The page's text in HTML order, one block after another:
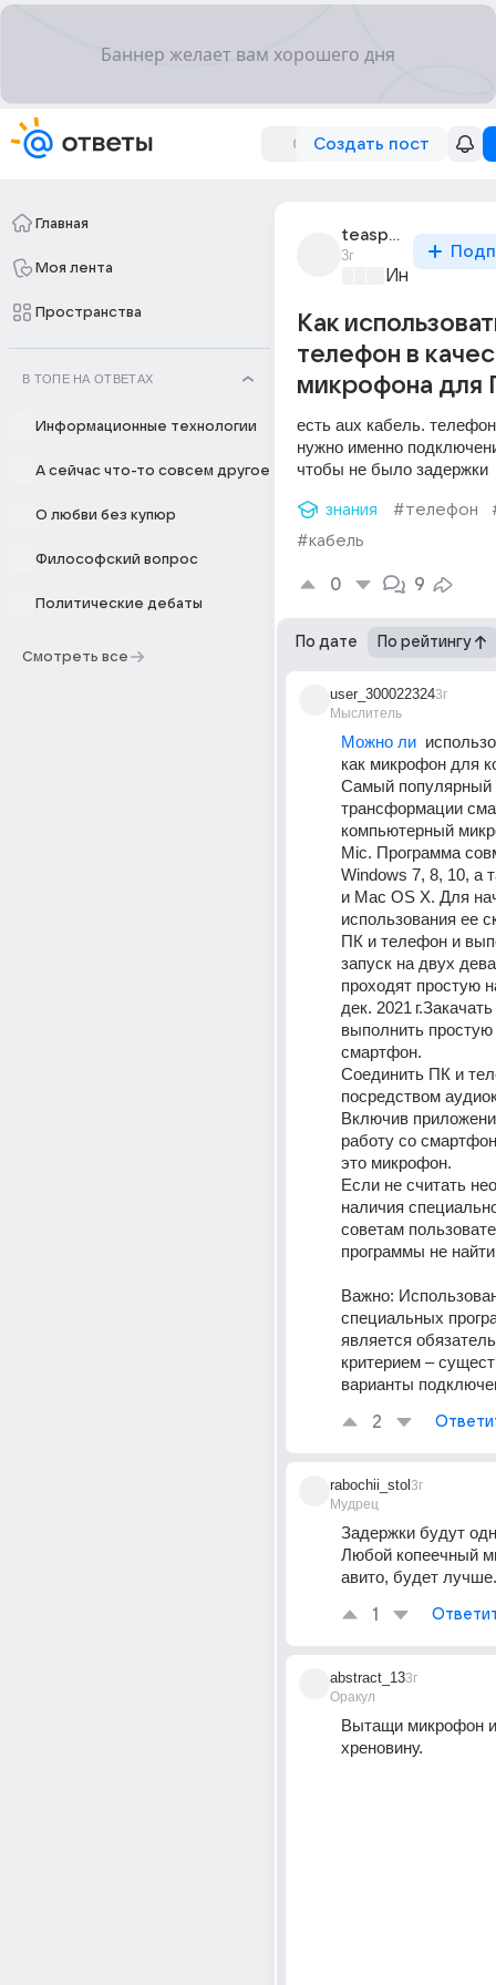
Создать пост
Главная
Моя лента
Пространства
В ТОПЕ НА ОТВЕТАХ
Информационные технологии
А сейчас что-то совсем другое
О любви без купюр
Философский вопрос
Политические дебаты
Смотреть все
teaspoonfull
3г
Как
телефон в
микрофона для
есть aux кабель.
нужно именно
чтобы не было задержки
знания #телефон
#кабель
0 9
По дате По рейтингу
user_300022324
Мыслитель
3г
Можно ли
как микрофон для
Самый популярный
трансформации
компьютерный
Mic. Программа
Windows 7, 8, 10, а
и Mac OS X. Для
использования ее
ПК и телефон и
запуск на двух
проходят простую
дек. 2021
выполнить простую
смартфон.
Соединить ПК и
посредством
Включив
работу со
это микрофон.
Если не считать
наличия
советам
программы не
Важно:
специальных
является
критерием –
варианты
2
rabochii_stol
Мудрец
3г
Задержки будут
Любой копеечный
авито, будет лучше.
1
abstract_13
Оракул
3г
Вытащи микрофон
хреновину.